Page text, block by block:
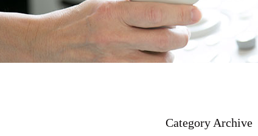
Category Archive